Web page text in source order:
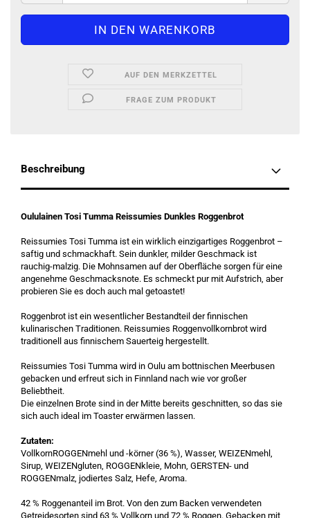
AUF DEN MERKZETTEL
FRAGE ZUM PRODUKT
Beschreibung
Oululainen Tosi Tumma Reissumies Dunkles Roggenbrot
Reissumies Tosi Tumma ist ein wirklich einzigartiges Roggenbrot –
saftig und schmackhaft. Sein dunkler, milder Geschmack ist
rauchig-malzig. Die Mohnsamen auf der Oberfläche sorgen für eine
angenehme Geschmacksnote. Es schmeckt pur mit Aufstrich, aber
probieren Sie es doch auch mal getoastet!
Roggenbrot ist ein wesentlicher Bestandteil der finnischen
kulinarischen Traditionen. Reissumies Roggenvollkornbrot wird
traditionell aus finnischem Sauerteig hergestellt.
Reissumies Tosi Tumma wird in Oulu am bottnischen Meerbusen
gebacken und erfreut sich in Finnland nach wie vor großer
Beliebtheit.
Die einzelnen Brote sind in der Mitte bereits geschnitten, so das sie
sich auch ideal im Toaster erwärmen lassen.
Zutaten:
VollkornROGGENmehl und -körner (36 %), Wasser, WEIZENmehl,
Sirup, WEIZENgluten, ROGGENkleie, Mohn, GERSTEN- und
ROGGENmalz, jodiertes Salz, Hefe, Aroma.
42 % Roggenanteil im Brot. Von den zum Backen verwendeten
Getreidesorten sind 63 % Vollkorn und 72 % Roggen. Gebacken mit